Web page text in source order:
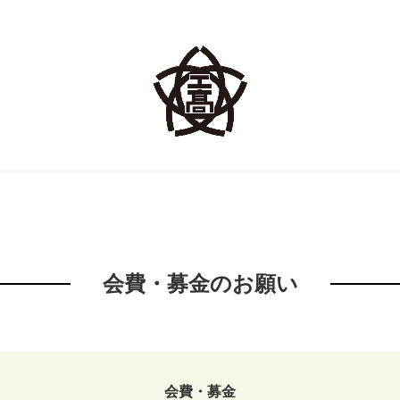
会費・募金のお願い
会費・募金